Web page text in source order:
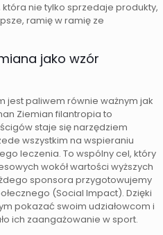
która nie tylko sprzedaje produkty,
ramię w ramię ze
jako wzór
jest paliwem równie ważnym jak
Ziemian filantropia to
staje się narzędziem
wszystkim na wspieraniu
leczenia. To wspólny cel, który
wokół wartości wyższych
sponsora przygotowujemy
(Social Impact). Dzięki
pokazać swoim udziałowcom i
ich zaangażowanie w sport.